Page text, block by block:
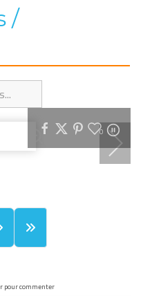
/
0
pour commenter